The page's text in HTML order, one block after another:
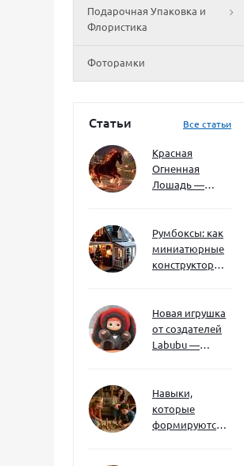
Подарочная Упаковка и
Флористика
Фоторамки
Статьи Все статьи
Красная
Огненная
Лошадь —
ждать и как
подготовиться
Румбоксы: как
миниатюрные
конструкторы
мышление и
внимание к
деталям
Новая игрушка
от создателей
Labubu —
Навыки,
которые
формируются